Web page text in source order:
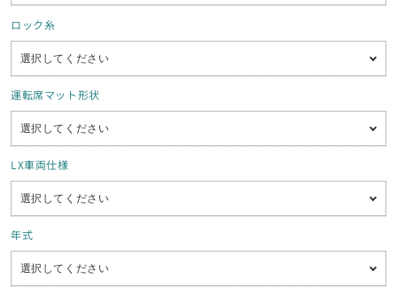
ロック糸
運転席マット形状
LX車両仕様
年式